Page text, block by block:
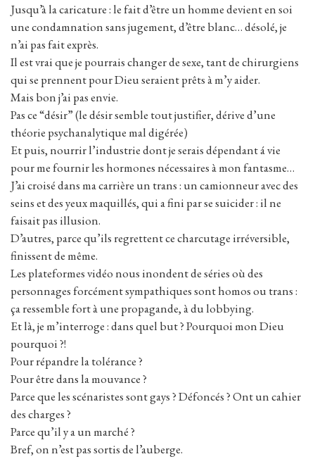
Jusqu’à la caricature : le fait d’être un homme devient en soi
une condamnation sans jugement, d’être blanc… désolé, je
n’ai pas fait exprès.
Il est vrai que je pourrais changer de sexe, tant de chirurgiens
qui se prennent pour Dieu seraient prêts à m’y aider.
Mais bon j’ai pas envie.
Pas ce “désir” (le désir semble tout justifier, dérive d’une
théorie psychanalytique mal digérée)
Et puis, nourrir l’industrie dont je serais dépendant á vie
pour me fournir les hormones nécessaires à mon fantasme…
J’ai croisé dans ma carrière un trans : un camionneur avec des
seins et des yeux maquillés, qui a fini par se suicider : il ne
faisait pas illusion.
D’autres, parce qu’ils regrettent ce charcutage irréversible,
finissent de même.
Les plateformes vidéo nous inondent de séries où des
personnages forcément sympathiques sont homos ou trans :
ça ressemble fort à une propagande, à du lobbying.
Et là, je m’interroge : dans quel but ? Pourquoi mon Dieu
pourquoi ?!
Pour répandre la tolérance ?
Pour être dans la mouvance ?
Parce que les scénaristes sont gays ? Défoncés ? Ont un cahier
des charges ?
Parce qu’il y a un marché ?
Bref, on n’est pas sortis de l’auberge.